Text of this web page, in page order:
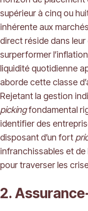
supérieur à cinq ou
inhérente aux
direct réside dans
surperformer
liquidité quotidienne
aborde cette classe
Rejetant la gestion
pickingfondamental
identifier des
disposant d’un fort
infranchissables et
pour traverser les
2.